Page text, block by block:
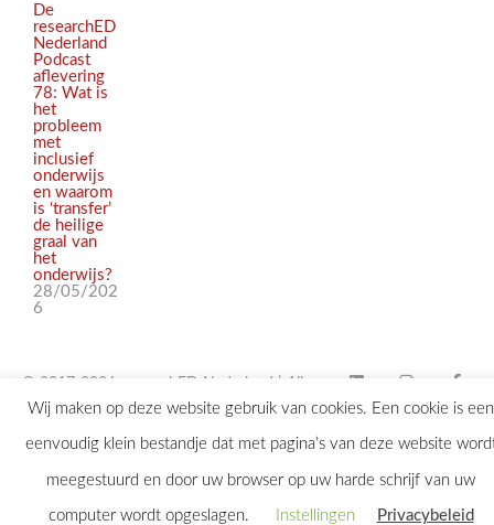
De
researchED
Nederland
Podcast
aflevering
78: Wat is
het
probleem
met
inclusief
onderwijs
en waarom
is ‘transfer’
de heilige
graal van
het
onderwijs?
28/05/202
6
© 2017-2026 researchED Nederland | Alle
rechten voorbehouden |
contact@researchED.eu
Wij maken op deze website gebruik van cookies. Een cookie is een
eenvoudig klein bestandje dat met pagina’s van deze website
meegestuurd en door uw browser op uw harde schrijf van uw
computer wordt opgeslagen. Instellingen Privacybeleid